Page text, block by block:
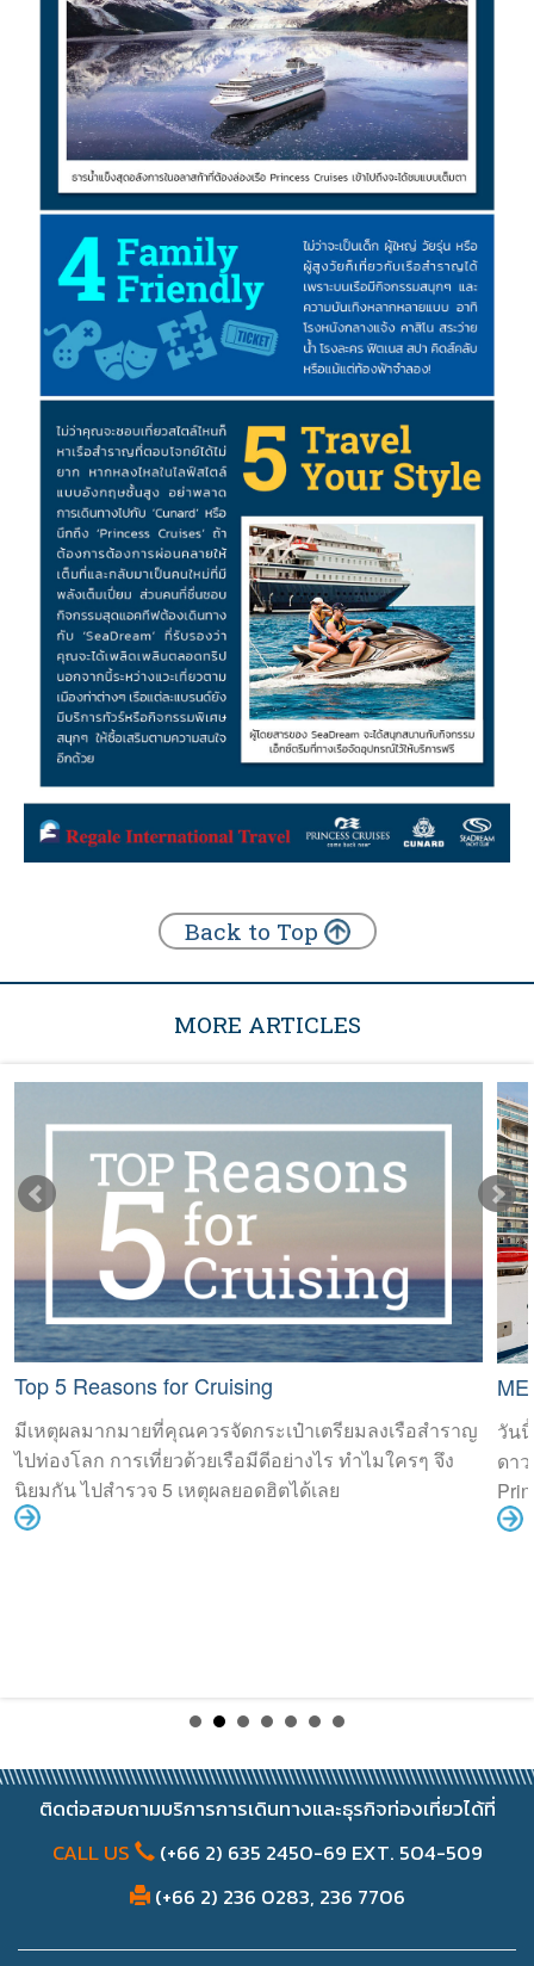
Back to Top
MORE ARTICLES
Top 5 Reasons for Cruising
มีเหตุผลมากมายที่คุณควรจัดกระเป๋าเตรียมลงเรือสำราญ
ไปท่องโลก การเที่ยวด้วยเรือมีดีอย่างไร ทำไมใครๆ จึง
นิยมกัน ไปสำรวจ 5 เหตุผลยอดฮิตได้เลย
วัน
ดา
ติดต่อสอบถามบริการการเดินทางและธุรกิจท่องเที่ยวได้ที่
CALL US
(+66 2) 635 2450-69 EXT. 504-509
(+66 2) 236 0283, 236 7706